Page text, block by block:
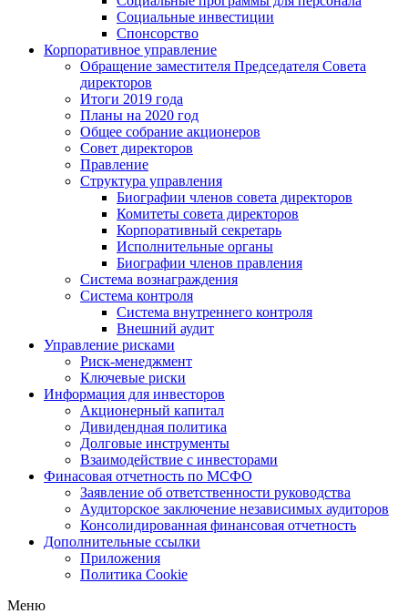
Социальные инвестиции
Спонсорство
Корпоративное управление
Обращение заместителя Председателя Совета
директоров
Итоги 2019 года
Планы на 2020 год
Общее собрание акционеров
Совет директоров
Правление
Структура управления
Биографии членов совета директоров
Комитеты совета директоров
Корпоративный секретарь
Исполнительные органы
Биографии членов правления
Система вознаграждения
Система контроля
Система внутреннего контроля
Внешний аудит
Управление рисками
Риск-менеджмент
Ключевые риски
Информация для инвесторов
Акционерный капитал
Дивидендная политика
Долговые инструменты
Взаимодействие с инвеcторами
Финасовая отчетность по МСФО
Заявление об ответственности руководства
Аудиторское заключение независимых аудиторов
Консолидированная финансовая отчетность
Дополнительные ссылки
Приложения
Политика Cookie
Меню